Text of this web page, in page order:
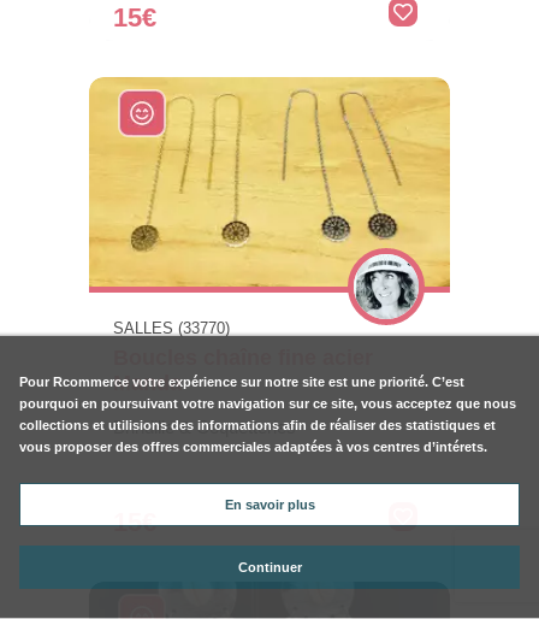
15€
SALLES (33770)
Manda
Brindille & Coquetteries
15€
Pour Rcommerce votre expérience sur notre site est une priorité. C’est
pourquoi en poursuivant votre navigation sur ce site, vous acceptez que nous
collections et utilisions des informations afin de réaliser des statistiques et
vous proposer des offres commerciales adaptées à vos centres d’intérets.
En savoir plus
Continuer